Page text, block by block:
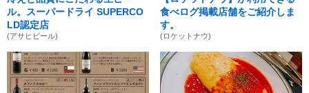
ル。スーパードライ SUPERCO
LD認定店
(アサヒビール)
食べログ掲載店舗をご紹介しま
す。
(ロケットナウ)